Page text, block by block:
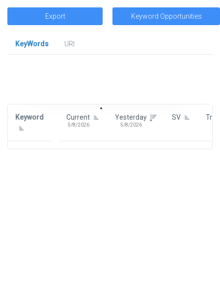
Export Keyword Opportunities
KeyWords
URl
Keyword Current
5/8/2026
Yesterday
5/8/2026
SV